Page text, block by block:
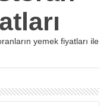
yemek fiyatları ile